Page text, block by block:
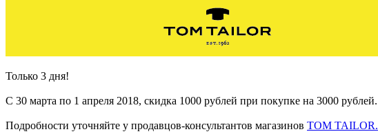
Только 3 дня!
С 30 марта по 1 апреля 2018, скидка 1000 рублей при покупке на 3000 рублей.
Подробности уточняйте у продавцов-консультантов магазинов TOM TAILOR.